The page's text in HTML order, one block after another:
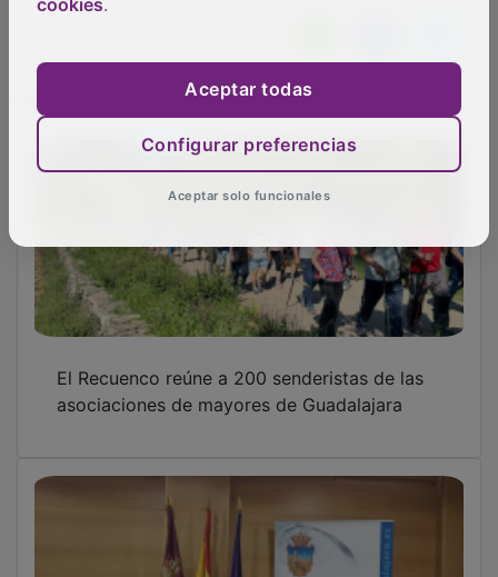
NOTICIAS RELACIONADAS
El Recuenco reúne a 200 senderistas de las
asociaciones de mayores de Guadalajara
cookies.
Aceptar todas
Configurar preferencias
Aceptar solo funcionales